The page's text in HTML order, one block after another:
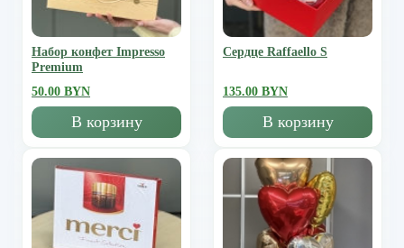
Набор конфет Impresso
Premium
50.00 BYN
В корзину
Сердце Raffaello S
135.00 BYN
В корзину